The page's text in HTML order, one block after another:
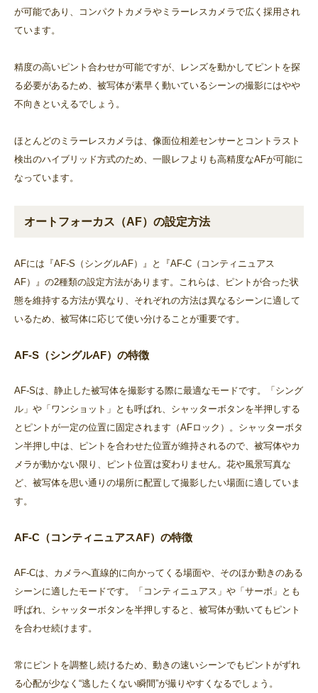
が可能であり、コンパクトカメラやミラーレスカメラで広く採用され
ています。
精度の高いピント合わせが可能ですが、レンズを動かしてピントを探
る必要があるため、被写体が素早く動いているシーンの撮影にはやや
不向きといえるでしょう。
ほとんどのミラーレスカメラは、像面位相差センサーとコントラスト
検出のハイブリッド方式のため、一眼レフよりも高精度なAFが可能に
なっています。
オートフォーカス（AF）の設定方法
AFには『AF-S（シングルAF）』と『AF-C（コンティニュアス
AF）』の2種類の設定方法があります。これらは、ピントが合った状
態を維持する方法が異なり、それぞれの方法は異なるシーンに適して
いるため、被写体に応じて使い分けることが重要です。
AF-S（シングルAF）の特徴
AF-Sは、静止した被写体を撮影する際に最適なモードです。「シング
ル」や「ワンショット」とも呼ばれ、シャッターボタンを半押しする
とピントが一定の位置に固定されます（AFロック）。シャッターボタ
ン半押し中は、ピントを合わせた位置が維持されるので、被写体やカ
メラが動かない限り、ピント位置は変わりません。花や風景写真な
ど、被写体を思い通りの場所に配置して撮影したい場面に適していま
す。
AF-C（コンティニュアスAF）の特徴
AF-Cは、カメラへ直線的に向かってくる場面や、そのほか動きのある
シーンに適したモードです。「コンティニュアス」や「サーボ」とも
呼ばれ、シャッターボタンを半押しすると、被写体が動いてもピント
を合わせ続けます。
常にピントを調整し続けるため、動きの速いシーンでもピントがずれ
る心配が少なく“逃したくない瞬間”が撮りやすくなるでしょう。